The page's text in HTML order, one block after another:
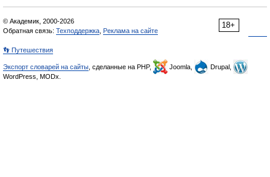
18+
© Академик, 2000-2026
Обратная связь: Техподдержка Реклама на сайте
👣 Путешествия
Экспорт словарей на сайты , сделанные на PHP, Joomla,
Drupal,
WordPress, MODx.